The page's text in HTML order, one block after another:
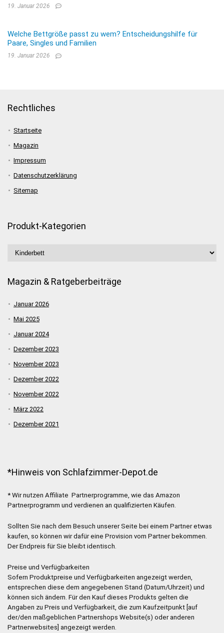
19. Januar 2026
Welche Bettgröße passt zu wem? Entscheidungshilfe für
Paare, Singles und Familien
19. Januar 2026
Rechtliches
Startseite
Magazin
Impressum
Datenschutzerklärung
Sitemap
Produkt-Kategorien
Magazin & Ratgeberbeiträge
Januar 2026
Mai 2025
Januar 2024
Dezember 2023
November 2023
Dezember 2022
November 2022
März 2022
Dezember 2021
*Hinweis von Schlafzimmer-Depot.de
* Wir nutzen Affiliate Partnerprogramme, wie das Amazon
Partnerprogramm und verdienen an qualifizierten Käufen.
Sollten Sie nach dem Besuch unserer Seite bei einem Partner etwas
kaufen, so können wir dafür eine Provision vom Partner bekommen.
Der Endpreis für Sie bleibt identisch.
Preise und Verfügbarkeiten
Sofern Produktpreise und Verfügbarkeiten angezeigt werden,
entsprechen diese dem angegebenen Stand (Datum/Uhrzeit) und
können sich ändern. Für den Kauf dieses Produkts gelten die
Angaben zu Preis und Verfügbarkeit, die zum Kaufzeitpunkt [auf
der/den maßgeblichen Partnershops Website(s) oder anderen
Partnerwebsites] angezeigt werden.